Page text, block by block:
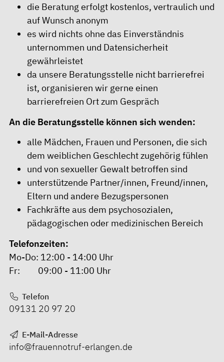
die Beratung erfolgt kostenlos, vertraulich und
auf Wunsch anonym
es wird nichts ohne das Einverständnis
unternommen und Datensicherheit
gewährleistet
da unsere Beratungsstelle nicht barrierefrei
ist, organisieren wir gerne einen
barrierefreien Ort zum Gespräch
An die Beratungsstelle können sich wenden:
alle Mädchen, Frauen und Personen, die sich
dem weiblichen Geschlecht zugehörig fühlen
und von sexueller Gewalt betroffen sind
unterstützende Partner/innen, Freund/innen,
Eltern und andere Bezugspersonen
Fachkräfte aus dem psychosozialen,
pädagogischen oder medizinischen Bereich
Telefonzeiten:
Mo-Do: 12:00 - 14:00 Uhr
Fr: 09:00 - 11:00 Uhr
Telefon
09131 20 97 20
E-Mail-Adresse
info@frauennotruf-erlangen.de